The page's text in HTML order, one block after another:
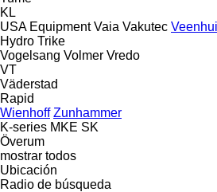
KL
USA Equipment Vaia Vakutec
Hydro Trike
Vogelsang Volmer Vredo
VT
Väderstad
Rapid
Wienhoff Zunhammer
K-series MKE SK
Överum
mostrar todos
Ubicación
Radio de búsqueda